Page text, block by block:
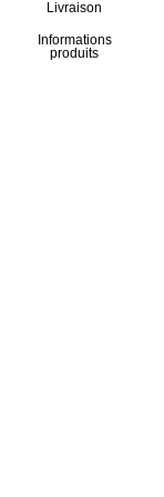
Livraison
Informations
produits